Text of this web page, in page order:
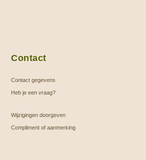
Contact
Contact gegevens
Heb je een vraag?
Wijzigingen doorgeven
Compliment of aanmerking